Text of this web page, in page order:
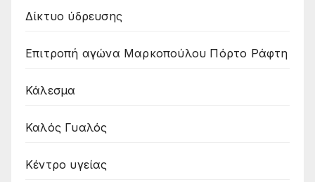
Δίκτυο ύδρευσης
Επιτροπή αγώνα Μαρκοπούλου Πόρτο Ράφτη
Κάλεσμα
Καλός Γυαλός
Κέντρο υγείας